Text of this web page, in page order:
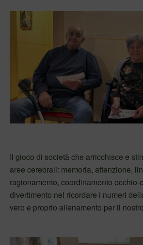
Il gioco di società che arricchisce e
aree cerebrali: memoria, attenzione,
ragionamento, coordinamento occhio-
divertimento nel ricordare i numeri
vero e proprio allenamento per il